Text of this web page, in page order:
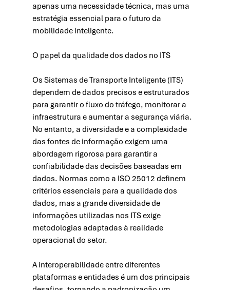
apenas uma necessidade técnica, mas uma
estratégia essencial para o futuro da
mobilidade inteligente.
O papel da qualidade dos dados no ITS
Os Sistemas de Transporte Inteligente (ITS)
dependem de dados precisos e estruturados
para garantir o fluxo do tráfego, monitorar a
infraestrutura e aumentar a segurança viária.
No entanto, a diversidade e a complexidade
das fontes de informação exigem uma
abordagem rigorosa para garantir a
confiabilidade das decisões baseadas em
dados. Normas como a ISO 25012 definem
critérios essenciais para a qualidade dos
dados, mas a grande diversidade de
informações utilizadas nos ITS exige
metodologias adaptadas à realidade
operacional do setor.
A interoperabilidade entre diferentes
plataformas e entidades é um dos principais